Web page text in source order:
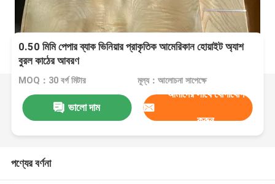
0.50 মিমি পেপার ব্যাক ভিনিয়ার প্রাকৃতিক আমেরিকান হোয়াইট অ্যাশ
বুরল কাঠের আবরণ
MOQ：30 বর্গ মিটার মূল্য：আলোচনা সাপেক্ষে
ভালো দাম
আমাদের সাথে যোগাযোগ
করুন
পণ্যের বর্ণনা